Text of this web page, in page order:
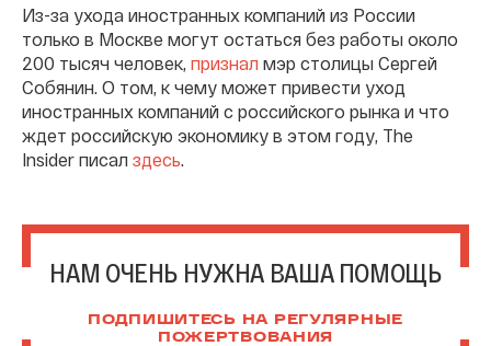
Из-за ухода иностранных компаний из России
только в Москве могут остаться без работы около
200 тысяч человек, признал мэр столицы Сергей
Собянин. О том, к чему может привести уход
иностранных компаний с российского рынка и что
ждет российскую экономику в этом году, The
Insider писал здесь.
НАМ ОЧЕНЬ НУЖНА ВАША ПОМОЩЬ
ПОДПИШИТЕСЬ НА РЕГУЛЯРНЫЕ
ПОЖЕРТВОВАНИЯ